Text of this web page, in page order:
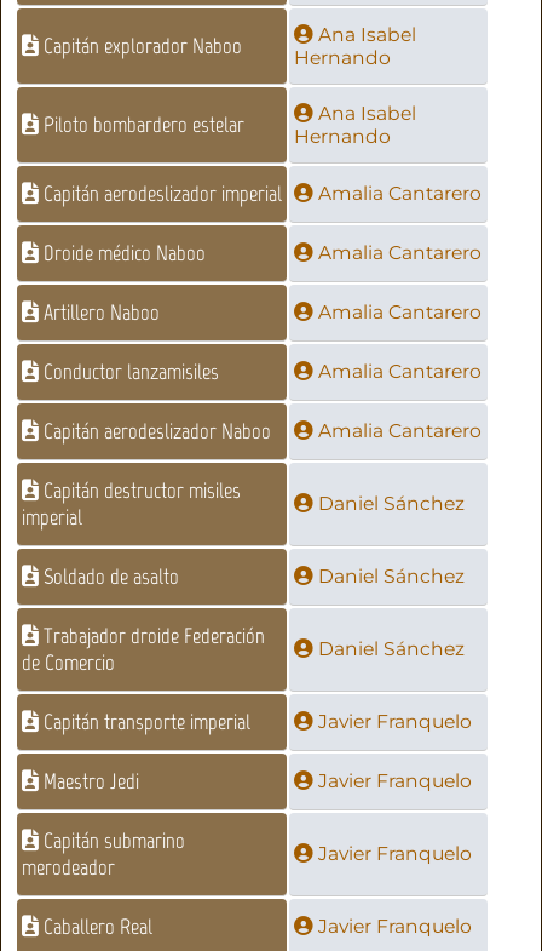
Capitán explorador Naboo
Ana Isabel
Hernando
Piloto bombardero estelar
Ana Isabel
Hernando
Capitán aerodeslizador imperial Amalia Cantarero
Droide médico Naboo Amalia Cantarero
Artillero Naboo Amalia Cantarero
Conductor lanzamisiles Amalia Cantarero
Capitán aerodeslizador Naboo Amalia Cantarero
Capitán destructor misiles
imperial
Daniel Sánchez
Soldado de asalto Daniel Sánchez
Trabajador droide Federación
de Comercio
Daniel Sánchez
Capitán transporte imperial Javier Franquelo
Maestro Jedi Javier Franquelo
Capitán submarino
merodeador
Javier Franquelo
Caballero Real Javier Franquelo